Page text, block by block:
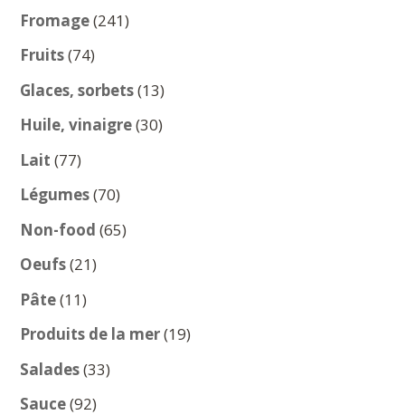
produits
Fromage 241241
Fruits 7474
produits
Glaces, sorbets 1313
produits
Huile, vinaigre 3030
Lait 7777
produits
Légumes 7070
produits
Non-food 6565
Oeufs 2121
Pâte 1111
produits
Produits de la mer 1919
Salades 3333
Sauce 9292